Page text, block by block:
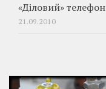
«Діловий» телефон
21.09.2010